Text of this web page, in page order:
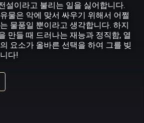
설이라고 불리는 일을 싫어합니다.
물은 악에 맞서 싸우기 위해서 어쩔
물품일 뿐이라고 생각합니다. 하지
만들 때 드러나는 재능과 정직함, 열
요소가 올바른 선택을 하여 그를 빚
다!